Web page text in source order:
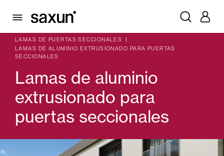
PRODUCTOS
PUERTAS DE GARAJE Y COMERCIALES
LAMAS DE PUERTAS SECCIONALES
LAMAS DE ALUMINIO EXTRUSIONADO PARA PUERTAS
SECCIONALES
Lamas de aluminio
extrusionado para
puertas seccionales
Pérgolas
Celosias y Mallorquinas
Cortinas interiores y estores